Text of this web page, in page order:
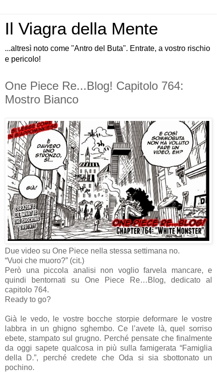
Il Viagra della Mente
...altresì noto come "Antro del Buta". Entrate, a vostro rischio
e pericolo!
One Piece Re...Blog! Capitolo 764:
Mostro Bianco
Due video su One Piece nella stessa settimana no.
“Vuoi che muoro?” (cit.)
Però una piccola analisi non voglio farvela mancare, e
quindi bentornati su One Piece Re…Blog, dedicato al
capitolo 764.
Ready to go?
Già le vedo, le vostre bocche storpie deformare le vostre
labbra in un ghigno sghembo. Ce l’avete là, quel sorriso
ebete, stampato sul grugno. Perché pensate che finalmente
da oggi sapete qualcosa in più sulla famigerata “Famiglia
della D.”, perché credete che Oda si sia sbottonato un
pochino.